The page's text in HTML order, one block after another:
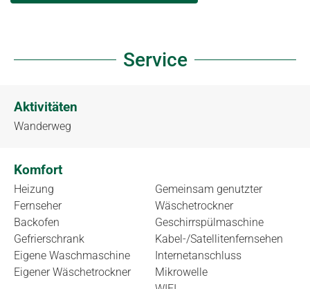
Service
Aktivitäten
Wanderweg
Komfort
Heizung
Fernseher
Backofen
Gefrierschrank
Eigene Waschmaschine
Eigener Wäschetrockner
Gemeinsam genutzter
Wäschetrockner
Geschirrspülmaschine
Kabel-/Satellitenfernsehen
Internetanschluss
Mikrowelle